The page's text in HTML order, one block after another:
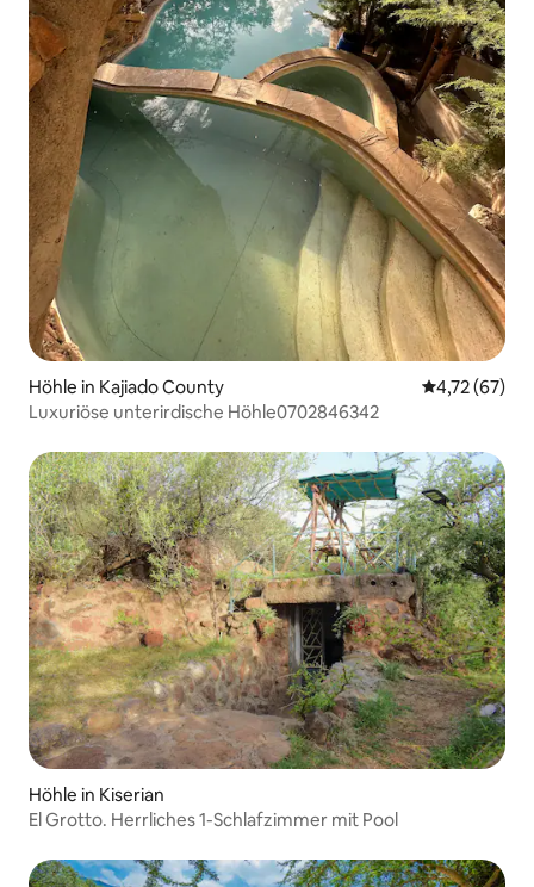
Höhle in Kajiado County
4,72 (67)
Luxuriöse unterirdische Höhle0702846342
Höhle in Kiserian
El Grotto. Herrliches 1-Schlafzimmer mit Pool